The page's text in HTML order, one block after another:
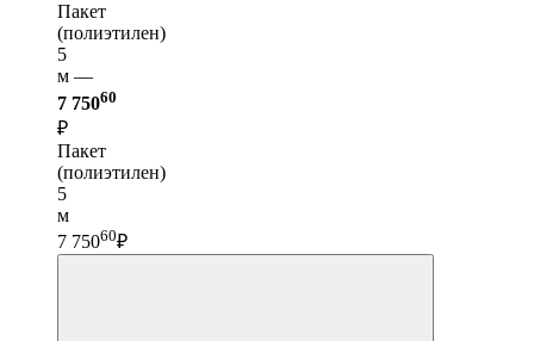
Пакет
(полиэтилен)
5
м —
7 75060
₽
Пакет
(полиэтилен)
5
м
7 75060₽